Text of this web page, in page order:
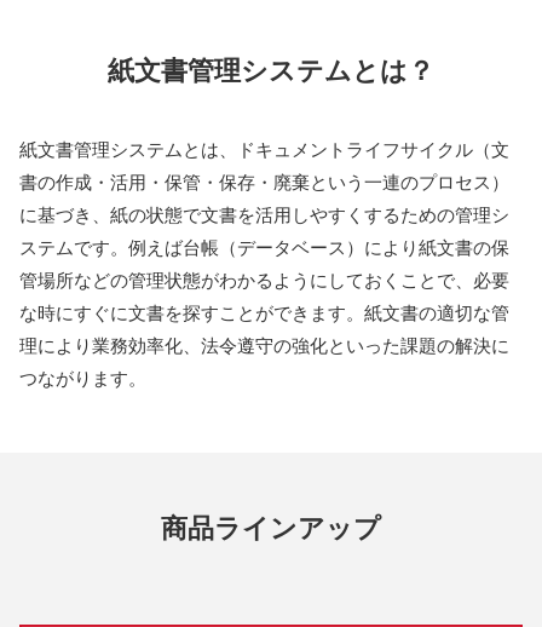
紙文書管理システムとは？
紙文書管理システムとは、ドキュメントライフサイクル（文
書の作成・活用・保管・保存・廃棄という一連のプロセス）
に基づき、紙の状態で文書を活用しやすくするための管理シ
ステムです。例えば台帳（データベース）により紙文書の保
管場所などの管理状態がわかるようにしておくことで、必要
な時にすぐに文書を探すことができます。紙文書の適切な管
理により業務効率化、法令遵守の強化といった課題の解決に
つながります。
商品ラインアップ